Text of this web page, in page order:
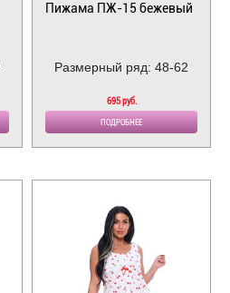
Пижама ПЖ-15 бежевый
Размерный ряд: 48-62
695 руб.
ПОДРОБНЕЕ